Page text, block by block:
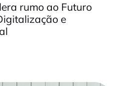
rumo ao Futuro
e